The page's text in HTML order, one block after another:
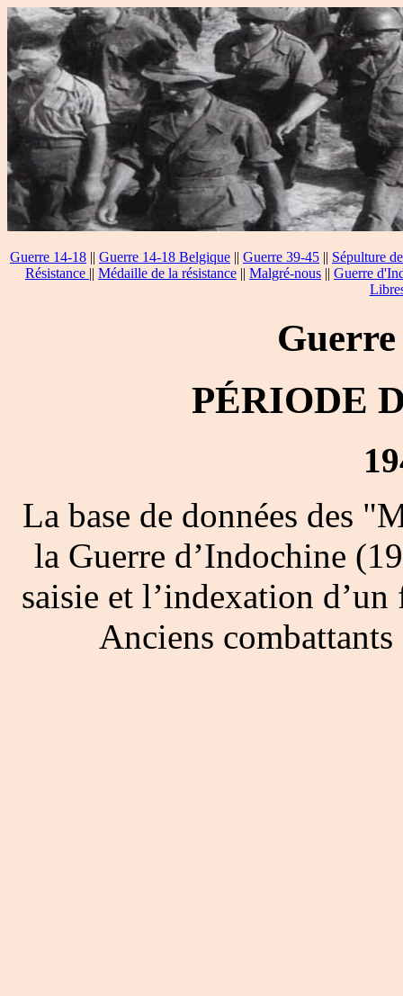
Guerre 14-18 || Guerre 14-18 Belgique || Guerre 39-45 || Sépulture
Résistance || Médaille de la résistance || Malgré-nous || Guerre
PÉRIODE
La base de données des
la Guerre d’Indochine
saisie et l’indexation
Anciens